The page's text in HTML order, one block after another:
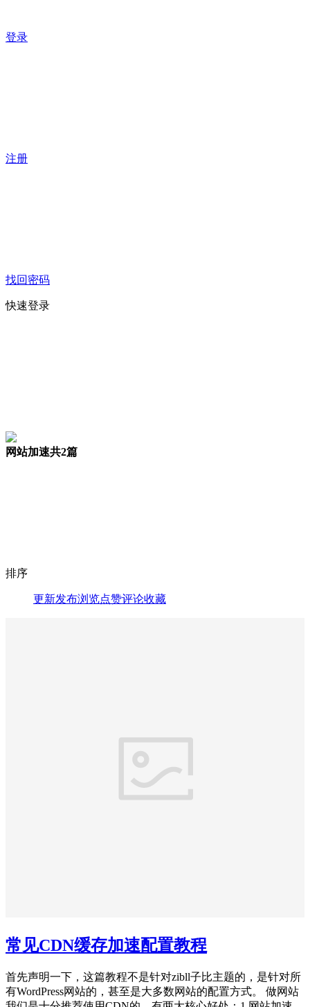
登录
注册
找回密码
快速登录
网站加速共2篇
排序
更新发布浏览点赞评论收藏
常见CDN缓存加速配置教程
首先声明一下，这篇教程不是针对zibll子比主题的，是针对所
有WordPress网站的，甚至是大多数网站的配置方式。 做网站